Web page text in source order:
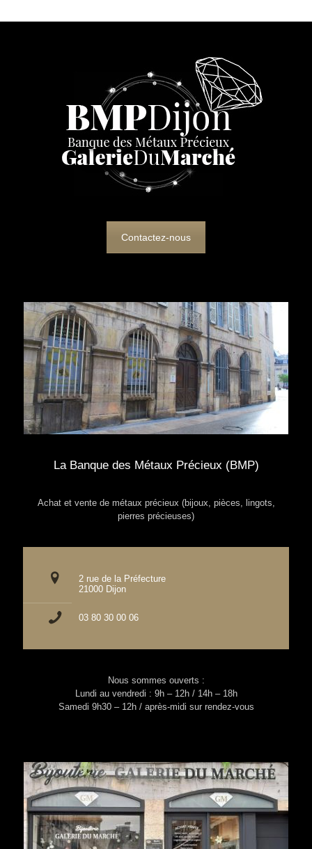
Contactez-nous
La Banque des Métaux Précieux (BMP)
Achat et vente de métaux précieux (bijoux, pièces, lingots,
pierres précieuses)
2 rue de la Préfecture
21000 Dijon
03 80 30 00 06
Nous sommes ouverts :
Lundi au vendredi : 9h – 12h / 14h – 18h
Samedi 9h30 – 12h / après-midi sur rendez-vous